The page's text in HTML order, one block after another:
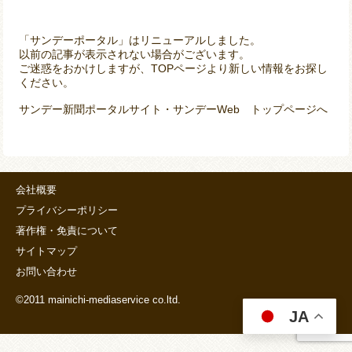
「サンデーポータル」はリニューアルしました。
以前の記事が表示されない場合がございます。
ご迷惑をおかけしますが、TOPページより新しい情報をお探し
ください。
サンデー新聞ポータルサイト・サンデーWeb トップページへ
会社概要
プライバシーポリシー
著作権・免責について
サイトマップ
お問い合わせ
©2011 mainichi-mediaservice co.ltd.
JA